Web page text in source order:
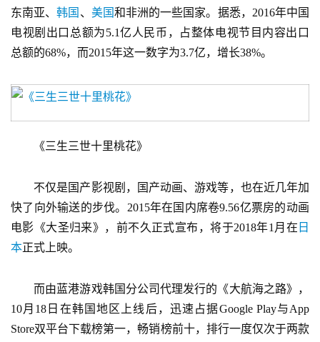
东南亚、韩国 、 美国和非洲的一些国家。据悉，2016年中国
电视剧出口总额为5.1亿人民币，占整体电视节目内容出口
总额的68%，而2015年这一数字为3.7亿，增长38%。
《三生三世十里桃花》
不仅是国产影视剧，国产动画、游戏等，也在近几年加
快了向外输送的步伐。2015年在国内席卷9.56亿票房的动画
电影《大圣归来》，前不久正式宣布，将于2018年1月在 日
本正式上映。
而由蓝港游戏韩国分公司代理发行的《大航海之路》，
10月18日在韩国地区上线后，迅速占据Google Play与App
Store双平台下载榜第一，畅销榜前十，排行一度仅次于两款